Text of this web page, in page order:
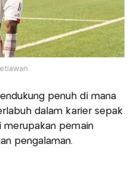
penuh di mana
dalam karier sepak
merupakan pemain
pengalaman.